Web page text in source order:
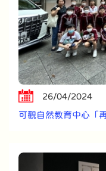
26/04/2024
可觀自然教育中心「